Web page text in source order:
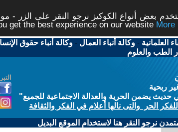
بعض أنواع الكوكيز نرجو النقر على الزر -
get the best experience on our website
العلمانية -وكالة أنباء العمال -وكالة أنباء حقوق
الطب والعلوم
ربحية
يضمن الحرية والعدالة الاجتماعية للجميع"
الحر والتى نالها أعلام في الفكر والثقافة
نرجو النقر هنا لاستخدام الموقع البديل